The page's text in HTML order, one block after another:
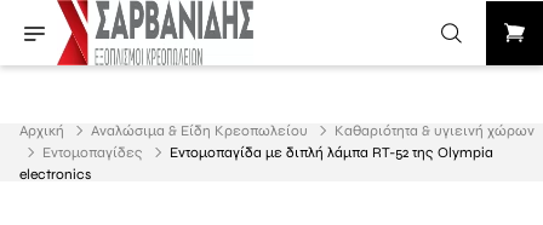
Αρχική Αναλώσιμα & Είδη Κρεοπωλείου
Καθαριότητα & υγιεινή χώρων
Εντομοπαγίδες
Εντομοπαγίδα με διπλή λάμπα RT-52 της Olympia
electronics